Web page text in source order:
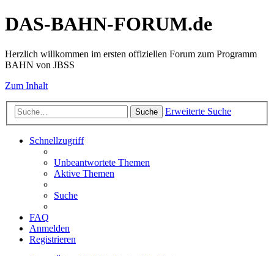
DAS-BAHN-FORUM.de
Herzlich willkommen im ersten offiziellen Forum zum Programm
BAHN von JBSS
Zum Inhalt
Suche Erweiterte Suche
Schnellzugriff
Unbeantwortete Themen
Aktive Themen
Suche
FAQ
Anmelden
Registrieren